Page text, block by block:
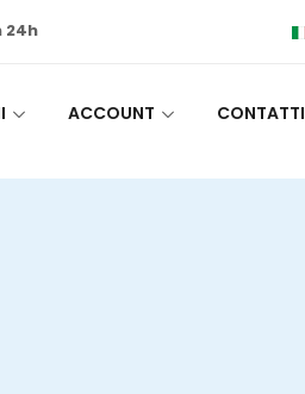
24h
ACCOUNT CONTATTI